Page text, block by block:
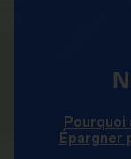
Pourquoi
Épargner